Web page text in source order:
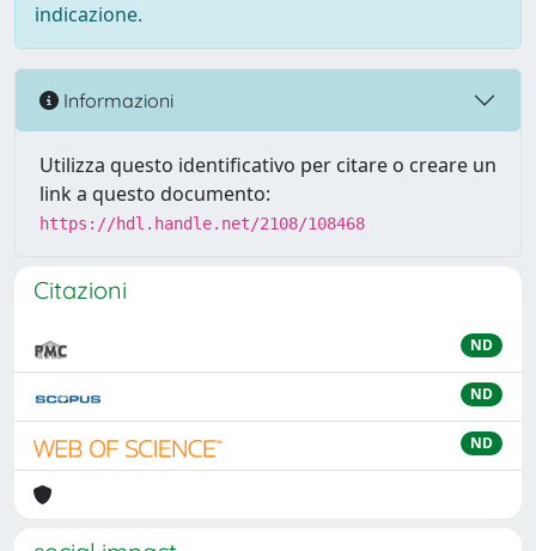
indicazione.
Informazioni
Utilizza questo identificativo per citare o creare un
link a questo documento:
https://hdl.handle.net/2108/108468
Citazioni
ND
ND
ND